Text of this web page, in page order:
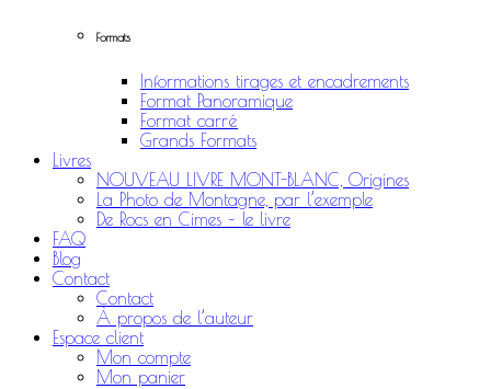
Formats
Informations tirages et encadrements
Format Panoramique
Format carré
Grands Formats
Livres
NOUVEAU LIVRE MONT-BLANC, Origines
La Photo de Montagne, par l’exemple
De Rocs en Cimes – le livre
FAQ
Blog
Contact
Contact
À propos de l’auteur
Espace client
Mon compte
Mon panier